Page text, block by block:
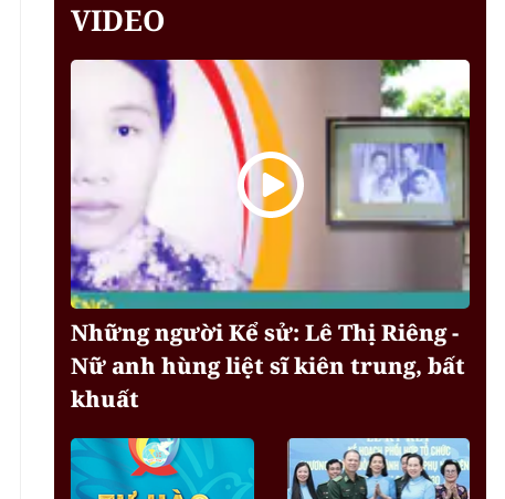
VIDEO
Những người Kể sử: Lê Thị Riêng -
Nữ anh hùng liệt sĩ kiên trung, bất
khuất